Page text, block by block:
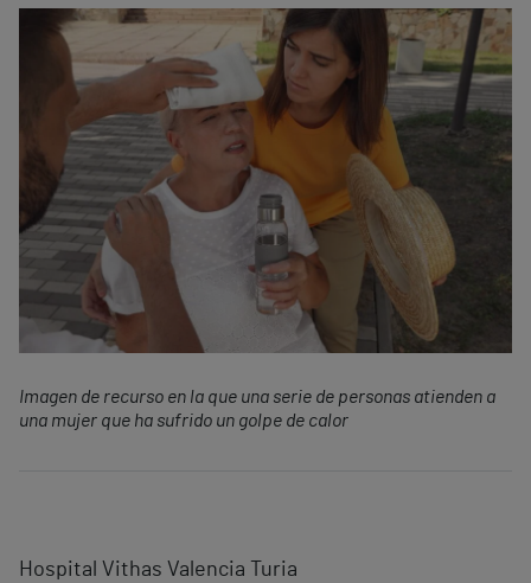
Imagen de recurso en la que una serie de personas atienden a
una mujer que ha sufrido un golpe de calor
Hospital Vithas Valencia Turia